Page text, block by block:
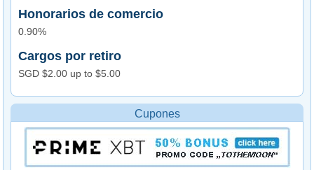
Honorarios de comercio
0.90%
Cargos por retiro
SGD $2.00 up to $5.00
Cupones